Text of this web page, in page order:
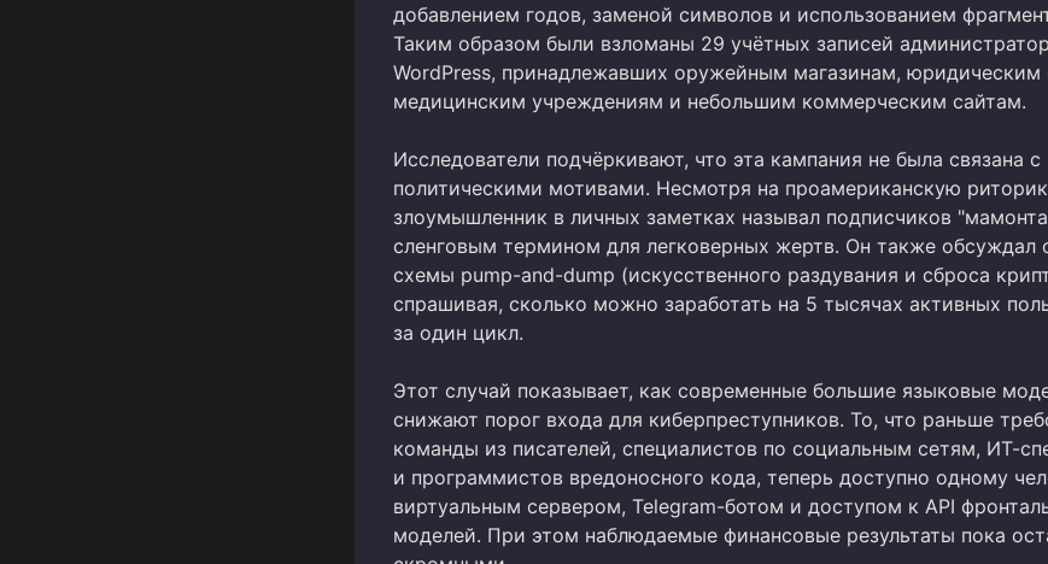
добавлением годов, заменой символов и использованием
Таким образом были взломаны 29 учётных записей
WordPress, принадлежавших оружейным магазинам,
медицинским учреждениям и небольшим коммерческим сайтам.
Исследователи подчёркивают, что эта кампания не была связана с
политическими мотивами. Несмотря на проамериканскую
злоумышленник в личных заметках называл подписчиков
сленговым термином для легковерных жертв. Он также обсуждал
схемы pump-and-dump (искусственного раздувания и сброса
спрашивая, сколько можно заработать на 5 тысячах активных
за один цикл.
Этот случай показывает, как современные большие языковые
снижают порог входа для киберпреступников. То, что раньше
команды из писателей, специалистов по социальным сетям, ИТ-
и программистов вредоносного кода, теперь доступно одному
виртуальным сервером, Telegram-ботом и доступом к API
моделей. При этом наблюдаемые финансовые результаты пока